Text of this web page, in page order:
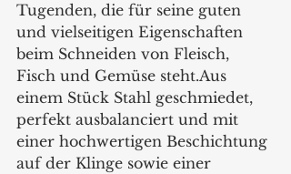
Tugenden, die für seine guten
und vielseitigen Eigenschaften
beim Schneiden von Fleisch,
Fisch und Gemüse steht.Aus
einem Stück Stahl geschmiedet,
perfekt ausbalanciert und mit
einer hochwertigen Beschichtung
auf der Klinge sowie einer